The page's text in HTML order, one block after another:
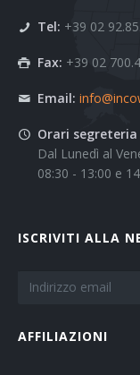
Tel: +39 02
Fax: +39 02
Email:
Orari segreteria
Dal Lunedì al
08:30 - 13:00 e
ISCRIVITI ALLA
AFFILIAZIONI